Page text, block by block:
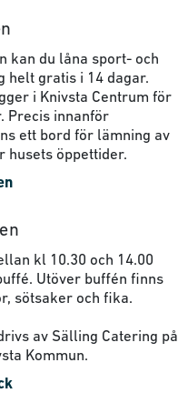
kan du låna sport- och
helt gratis i 14 dagar.
i Knivsta Centrum för
Precis innanför
ett bord för lämning av
husets öppettider.
kl 10.30 och 14.00
Utöver buffén finns
sötsaker och fika.
av Sälling Catering på
Kommun.